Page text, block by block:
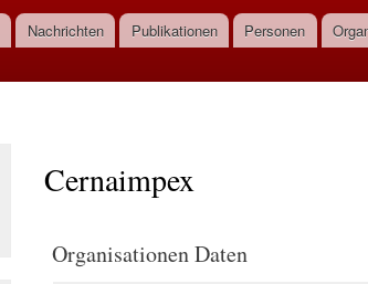
Nachrichten Publikationen Personen
Cernaimpex
Organisationen Daten